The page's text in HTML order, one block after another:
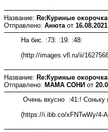
Название: Re:Куриные
Отправлено: Анюта от
На бис. :73: :19: :48:
(http://images.vfl.ru/ii/
Название: Re:Куриные
Отправлено: МАМА СОНИ от
Очень вкусно :41:! Соньку
(https://i.ibb.co/xFNTwWy/4-